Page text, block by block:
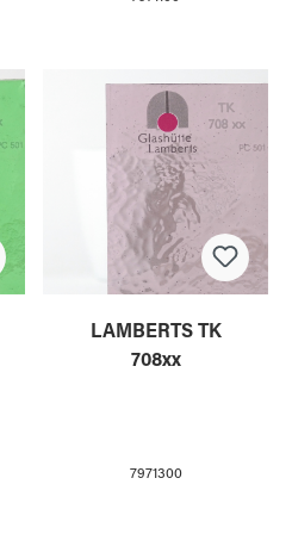
LAMBERTS TK
708xx
7971300